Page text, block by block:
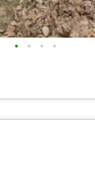
• • • •